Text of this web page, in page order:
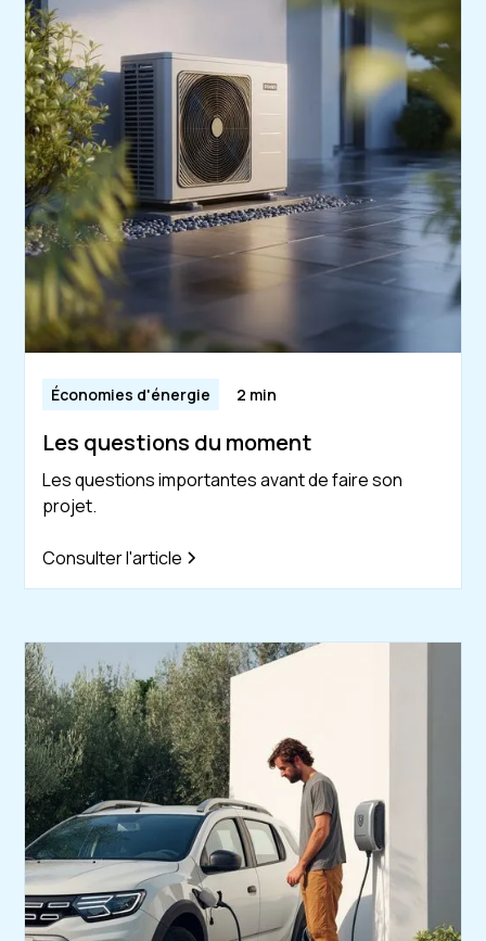
Économies d'énergie 2 min
Les questions du moment
Les questions importantes avant de faire son
projet.
Consulter l'article